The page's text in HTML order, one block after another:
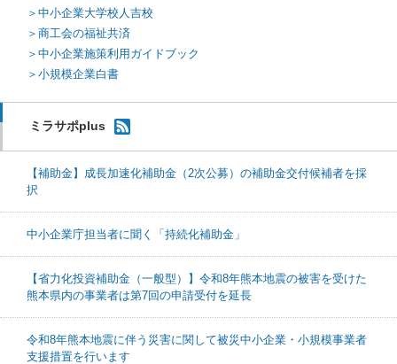
＞中小企業大学校人吉校
＞商工会の福祉共済
＞中小企業施策利用ガイドブック
＞小規模企業白書
ミラサポplus
【補助金】成長加速化補助金（2次公募）の補助金交付候補者を採
択
中小企業庁担当者に聞く「持続化補助金」
【省力化投資補助金（一般型）】令和8年熊本地震の被害を受けた
熊本県内の事業者は第7回の申請受付を延長
令和8年熊本地震に伴う災害に関して被災中小企業・小規模事業者
支援措置を行います